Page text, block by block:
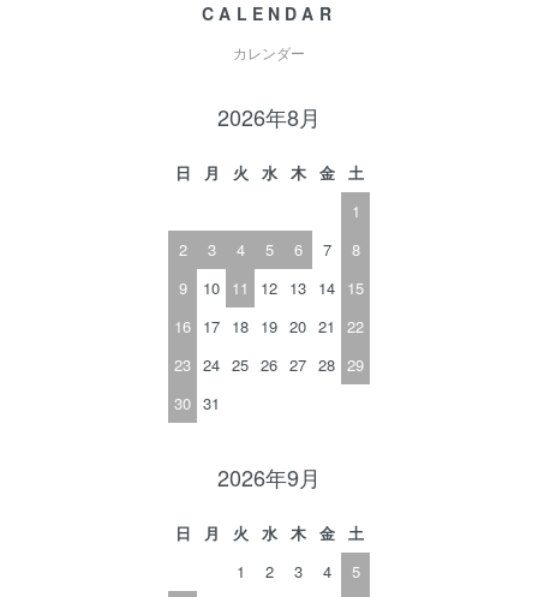
CALENDAR
カレンダー
2026年8月
日 月 火 水 木 金
土
1
2
3 4 5 6 7
8
9
10 11 12 13 14 15
16 17 18 19 20 21
22
23 24 25 26 27 28 29
30 31
2026年9月
日 月 火 水 木 金
土
1
2 3 4
5